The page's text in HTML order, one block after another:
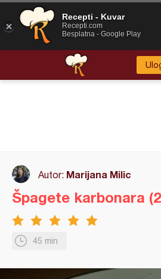
Autor: Marijana Milic
45 min
Špagete karbonara
Recepti - Kuvar
Recepti.com
Besplatna - Google Play